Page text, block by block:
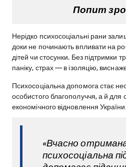
Попит
Нерідко психосоціальні рани
доки не починають впливати на
дітей чи стосунки. Без підтримки
паніку, страх — в ізоляцію,
Психосоціальна допомога стає
особистого благополуччя, а й для
економічного відновлення
«Вчасно
психосоціальна